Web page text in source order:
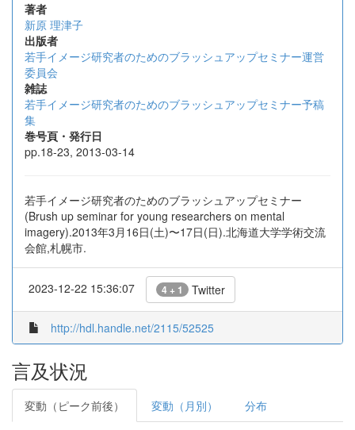
著者
新原 理津子
出版者
若手イメージ研究者のためのブラッシュアップセミナー運営
委員会
雑誌
若手イメージ研究者のためのブラッシュアップセミナー予稿
集
巻号頁・発行日
pp.18-23, 2013-03-14
若手イメージ研究者のためのブラッシュアップセミナー
(Brush up seminar for young researchers on mental
imagery).2013年3月16日(土)〜17日(日).北海道大学学術交流
会館,札幌市.
2023-12-22 15:36:07 4 + 1 Twitter
http://hdl.handle.net/2115/52525
言及状況
変動（ピーク前後） 変動（月別） 分布